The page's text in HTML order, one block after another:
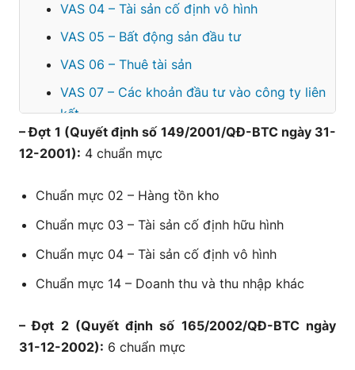
VAS 04 – Tài sản cố định vô hình
VAS 05 – Bất động sản đầu tư
VAS 06 – Thuê tài sản
VAS 07 – Các khoản đầu tư vào công ty liên
kết
VAS 08 – Thông tin tài chính về những
khoản vốn góp liên doanh
VAS 10 – Ảnh hưởng của việc thay đổi tỷ giá
VAS 15 – Hợp đồng xây dựng
VAS 16 – Chi phí đi vay
VAS 17 – Thuế thu nhập doanh nghiệp
– Đợt 1 (Quyết định số 149/2001/QĐ-BTC ngày 31-
12-2001): 4 chuẩn mực
Chuẩn mực 02 – Hàng tồn kho
Chuẩn mực 03 – Tài sản cố định hữu hình
Chuẩn mực 04 – Tài sản cố định vô hình
Chuẩn mực 14 – Doanh thu và thu nhập khác
– Đợt 2 (Quyết định số 165/2002/QĐ-BTC ngày
31-12-2002): 6 chuẩn mực